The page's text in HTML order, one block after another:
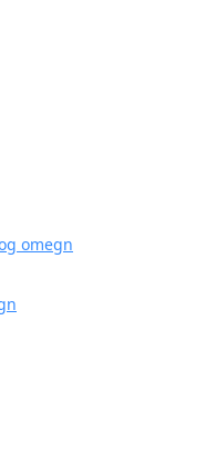
omegn